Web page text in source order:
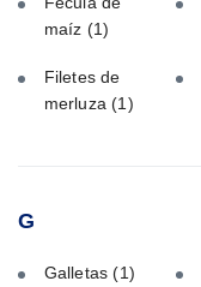
maíz (1)
Filetes de
merluza(1)
G
Galletas(1)